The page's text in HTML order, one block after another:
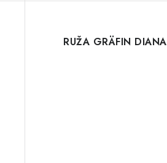
RUŽA GRÄFIN DIANA